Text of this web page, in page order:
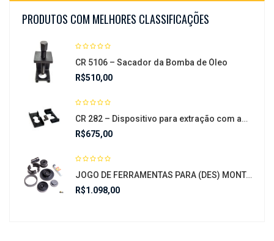
PRODUTOS COM MELHORES CLASSIFICAÇÕES
CR 5106 – Sacador da Bomba de Óleo
R$510,00
CR 282 – Dispositivo para extração com auxilio de prensa do conjunto de rolamentos
R$675,00
JOGO DE FERRAMENTAS PARA (DES) MONTAR CONJUNTO DE DUPLA EMBREAGEM-CR 652
R$1.098,00